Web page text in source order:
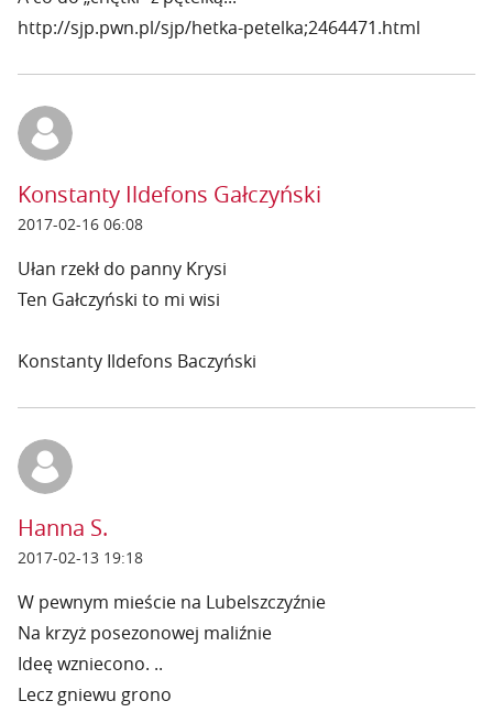
http://sjp.pwn.pl/sjp/hetka-petelka;2464471.html
Konstanty Ildefons Gałczyński
2017-02-16 06:08
Ułan rzekł do panny Krysi
Ten Gałczyński to mi wisi
Konstanty Ildefons Baczyński
Hanna S.
2017-02-13 19:18
W pewnym mieście na Lubelszczyźnie
Na krzyż posezonowej maliźnie
Ideę wzniecono. ..
Lecz gniewu grono